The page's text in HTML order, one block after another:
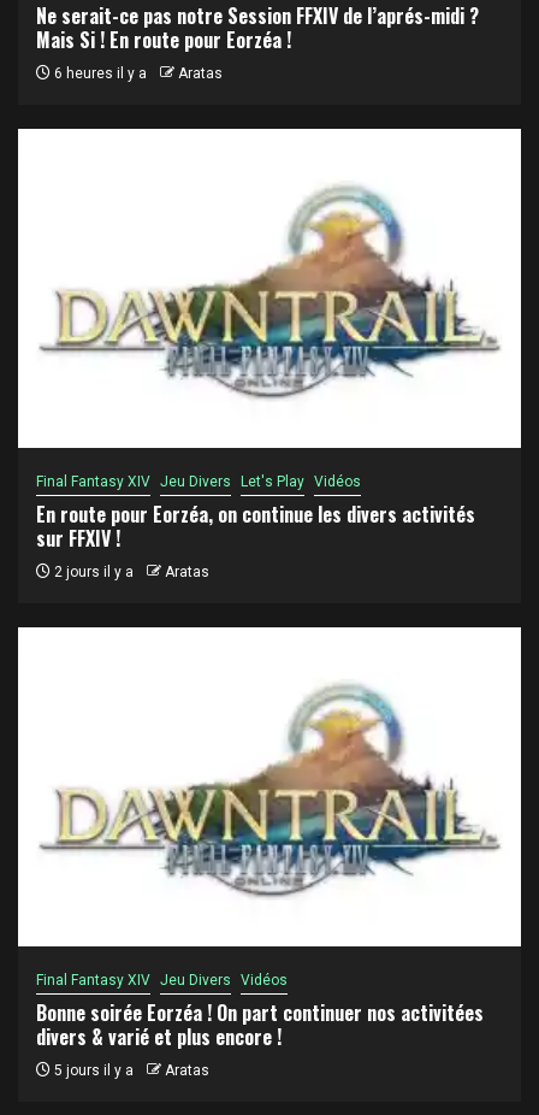
Ne serait-ce pas notre Session FFXIV de l’aprés-midi ?
Mais Si ! En route pour Eorzéa !
6 heures il y a Aratas
Final Fantasy XIV Jeu Divers Let's Play Vidéos
En route pour Eorzéa, on continue les divers activités
sur FFXIV !
2 jours il y a Aratas
Final Fantasy XIV Jeu Divers Vidéos
Bonne soirée Eorzéa ! On part continuer nos activitées
divers & varié et plus encore !
5 jours il y a Aratas